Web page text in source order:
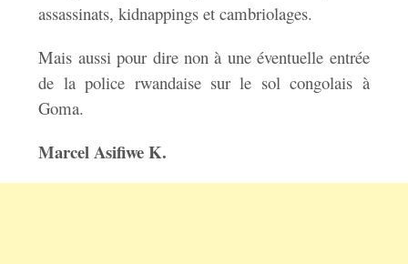
assassinats, kidnappings et cambriolages.
Mais aussi pour dire non à une éventuelle entrée
de la police rwandaise sur le sol congolais à
Goma.
Marcel Asifiwe K.